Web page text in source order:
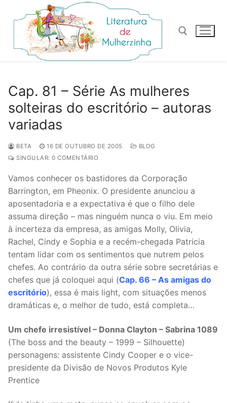
para
conteúdo
Cap. 81 – Série As mulheres
solteiras do escritório – autoras
variadas
BETA 16 DE OUTUBRO DE 2005
BLOG
SINGULAR: 0 COMENTÁRIO
Vamos conhecer os bastidores da Corporação
Barrington, em Pheonix. O presidente anunciou a
aposentadoria e a expectativa é que o filho dele
assuma direção – mas ninguém nunca o viu. Em meio
à incerteza da empresa, as amigas Molly, Olivia,
Rachel, Cindy e Sophia e a recém-chegada Patricia
tentam lidar com os sentimentos que nutrem pelos
chefes. Ao contrário da outra série sobre secretárias e
chefes que já coloquei aqui (Cap. 66 – As amigas do
escritório), essa é mais light, com situações menos
dramáticas e, o melhor de tudo, está completa…
Um chefe irresistível – Donna Clayton – Sabrina 1089
(The boss and the beauty – 1999 – Silhouette)
personagens: assistente Cindy Cooper e o vice-
presidente da Divisão de Novos Produtos Kyle
Prentice